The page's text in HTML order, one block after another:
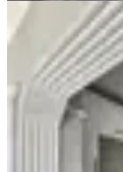
KOMBİLİ